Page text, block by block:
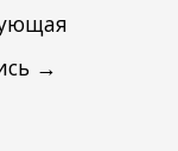
→